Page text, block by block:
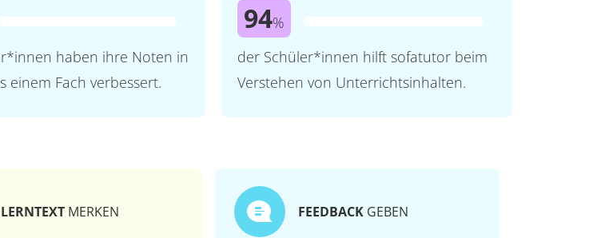
haben ihre Noten in
einem Fach verbessert.
94%
der Schüler*innen hilft sofatutor beim
Verstehen von Unterrichtsinhalten.
LERNTEXT MERKEN FEEDBACK GEBEN